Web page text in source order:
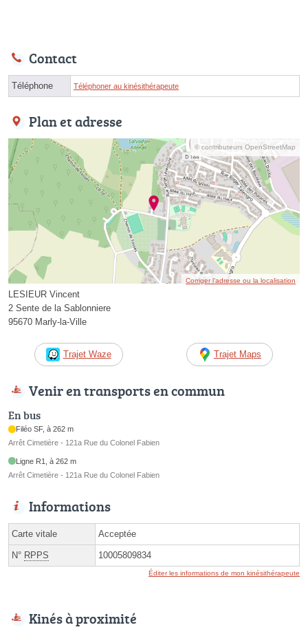
Contact
Téléphone Téléphoner au kinésithérapeute
Plan et adresse
© contributeurs OpenStreetMap
Corriger l’adresse ou la localisation
LESIEUR Vincent
2 Sente de la Sablonniere
95670 Marly-la-Ville
Trajet Waze Trajet Maps
Venir en transports en commun
En bus
Filéo SF, à 262 m
Arrêt Cimetière - 121a Rue du Colonel Fabien
Ligne R1, à 262 m
Arrêt Cimetière - 121a Rue du Colonel Fabien
Informations
Carte vitale Acceptée
N° RPPS 10005809834
Éditer les informations de mon kinésithérapeute
Kinés à proximité